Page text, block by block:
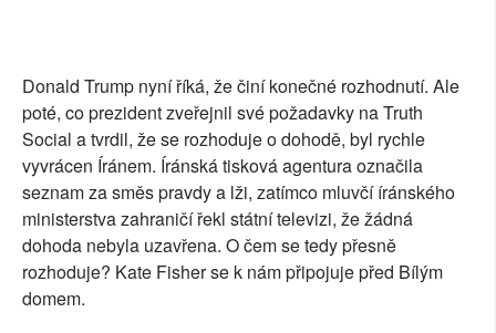
Donald Trump nyní říká, že činí konečné rozhodnutí. Ale
poté, co prezident zveřejnil své požadavky na Truth
Social a tvrdil, že se rozhoduje o dohodě, byl rychle
vyvrácen Íránem. Íránská tisková agentura označila
seznam za směs pravdy a lži, zatímco mluvčí íránského
ministerstva zahraničí řekl státní televizi, že žádná
dohoda nebyla uzavřena. O čem se tedy přesně
rozhoduje? Kate Fisher se k nám připojuje před Bílým
domem.